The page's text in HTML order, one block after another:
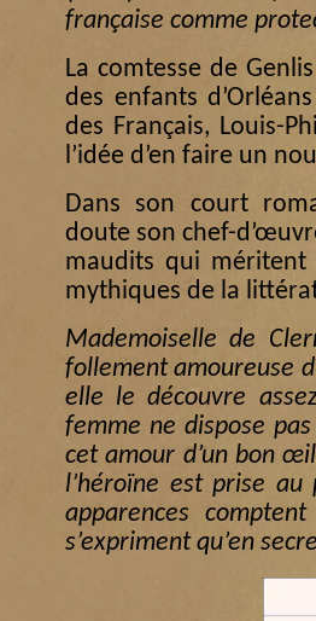
française comme
La comtesse de
des enfants
des Français, Louis-
l’idée d’en faire un
Dans son court
doute son chef-
maudits qui méritent
mythiques de la
Mademoiselle de
follement amoureuse
elle le découvre
femme ne dispose
cet amour d’un bon
l’héroïne est prise au
apparences
s’expriment qu’en